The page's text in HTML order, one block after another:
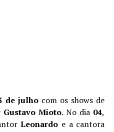
de julhocom os shows de
Gustavo Mioto. No dia 04,
Leonardo e a cantora